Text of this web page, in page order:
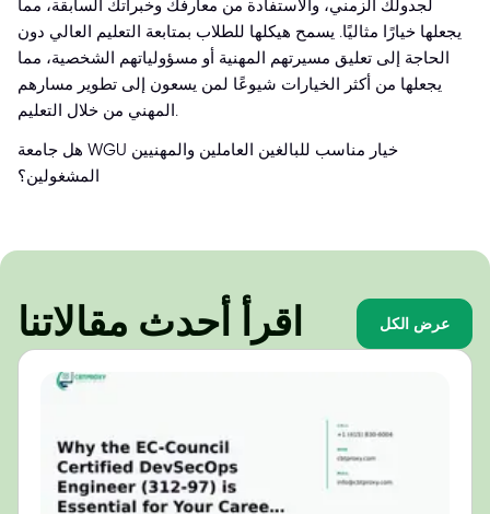
لجدولك الزمني، والاستفادة من معارفك وخبراتك السابقة، مما
يجعلها خيارًا مثاليًا. يسمح هيكلها للطلاب بمتابعة التعليم العالي دون
الحاجة إلى تعليق مسيرتهم المهنية أو مسؤولياتهم الشخصية، مما
يجعلها من أكثر الخيارات شيوعًا لمن يسعون إلى تطوير مسارهم
المهني من خلال التعليم.
هل جامعة WGU خيار مناسب للبالغين العاملين والمهنيين
المشغولين؟
اقرأ أحدث مقالاتنا عرض الكل